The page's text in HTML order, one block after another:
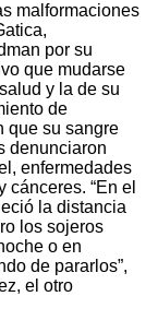
malformaciones
por su
que mudarse
y la de su
de
que su sangre
denunciaron
enfermedades
“En el
la distancia
los sojeros
o en
de pararlos”,
el otro